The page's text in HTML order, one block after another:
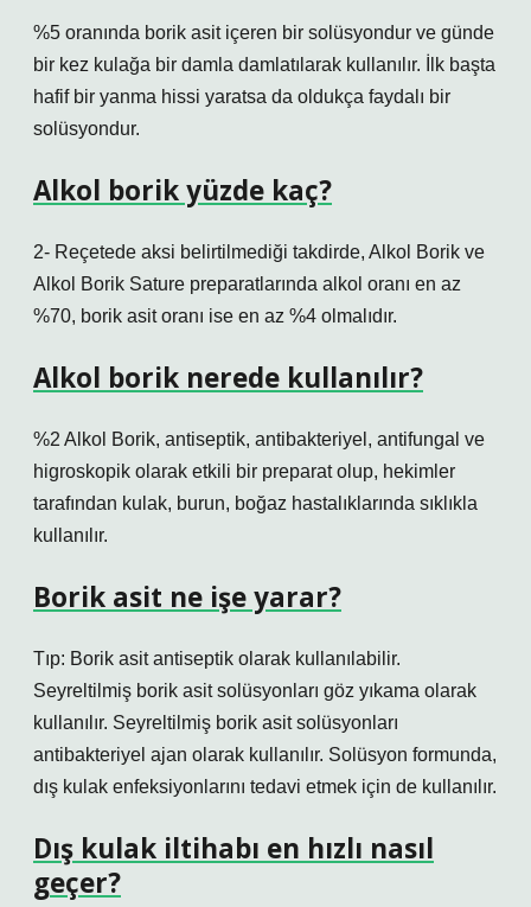
%5 oranında borik asit içeren bir solüsyondur ve günde
bir kez kulağa bir damla damlatılarak kullanılır. İlk başta
hafif bir yanma hissi yaratsa da oldukça faydalı bir
solüsyondur.
Alkol borik yüzde kaç?
2- Reçetede aksi belirtilmediği takdirde, Alkol Borik ve
Alkol Borik Sature preparatlarında alkol oranı en az
%70, borik asit oranı ise en az %4 olmalıdır.
Alkol borik nerede kullanılır?
%2 Alkol Borik, antiseptik, antibakteriyel, antifungal ve
higroskopik olarak etkili bir preparat olup, hekimler
tarafından kulak, burun, boğaz hastalıklarında sıklıkla
kullanılır.
Borik asit ne işe yarar?
Tıp: Borik asit antiseptik olarak kullanılabilir.
Seyreltilmiş borik asit solüsyonları göz yıkama olarak
kullanılır. Seyreltilmiş borik asit solüsyonları
antibakteriyel ajan olarak kullanılır. Solüsyon formunda,
dış kulak enfeksiyonlarını tedavi etmek için de kullanılır.
Dış kulak iltihabı en hızlı nasıl
geçer?